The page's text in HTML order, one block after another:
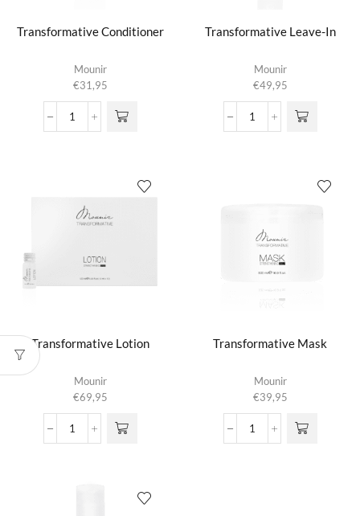
Transformative Conditioner
Mounir
€31,95
Transformative
Transformative Leave-In
Mounir
€49,95
Transformative
Transformative Lotion
Mounir
€69,95
Transformative
Transformative Mask
Mounir
€39,95
Transformative